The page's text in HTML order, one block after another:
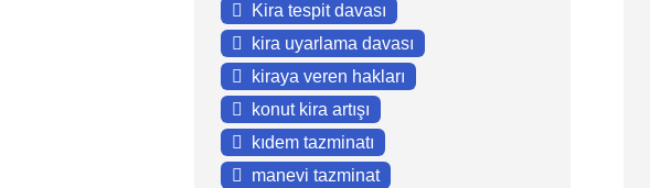
Kira tespit davası
kira uyarlama davası
kiraya veren hakları
konut kira artışı
kıdem tazminatı
manevi tazminat